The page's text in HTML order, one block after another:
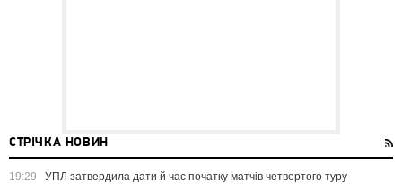
СТРІЧКА НОВИН
19:29 УПЛ затвердила дати й час початку матчів четвертого туру